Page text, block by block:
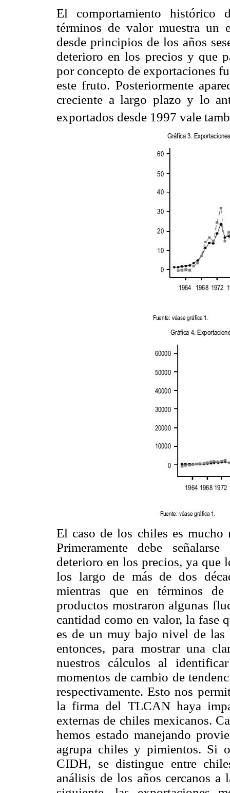
El comportamiento histórico
términos de valor muestra un
desde principios de los años
deterioro en los precios y que
por concepto de exportaciones
este fruto. Posteriormente
creciente a largo plazo y lo
exportados desde 1997 vale
El caso de los chiles es mucho
Primeramente debe
deterioro en los precios, ya que
los largo de más de dos
mientras que en términos de
productos mostraron algunas
cantidad como en valor, la fase
es de un muy bajo nivel de las
entonces, para mostrar una
nuestros cálculos al
momentos de cambio de
respectivamente. Esto nos
la firma del TLCAN haya
externas de chiles mexicanos.
hemos estado manejando
agrupa chiles y pimientos. Si
CIDH, se distingue entre
análisis de los años cercanos